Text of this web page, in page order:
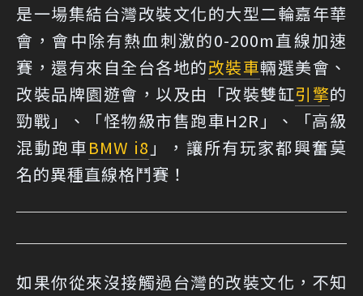
是一場集結台灣改裝文化的大型二輪嘉年華
會，會中除有熱血刺激的0-200m直線加速
賽，還有來自全台各地的改裝車輛選美會、
改裝品牌園遊會，以及由「改裝雙缸引擎的
勁戰」、「怪物級市售跑車H2R」、「高級
混動跑車BMW i8 」，讓所有玩家都興奮莫
名的異種直線格鬥賽！
如果你從來沒接觸過台灣的改裝文化，不知